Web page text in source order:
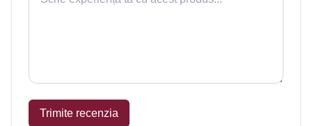
Trimite recenzia